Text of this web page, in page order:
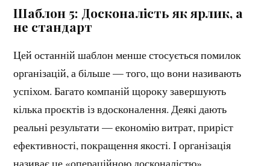
Шаблон 5: Досконалість як ярлик, а
не стандарт
Цей останній шаблон менше стосується помилок
організацій, а більше — того, що вони називають
успіхом. Багато компаній щороку завершують
кілька проєктів із вдосконалення. Деякі дають
реальні результати — економію витрат, приріст
ефективності, покращення якості. І організація